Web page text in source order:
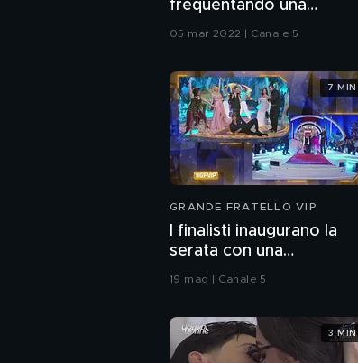
frequentando una
05 mar 2022 | Canale 5
GRANDE FRATELLO VIP
I finalisti inaugurano la
serata con una
coreografia
19 mag | Canale 5
7 MIN
3 MIN